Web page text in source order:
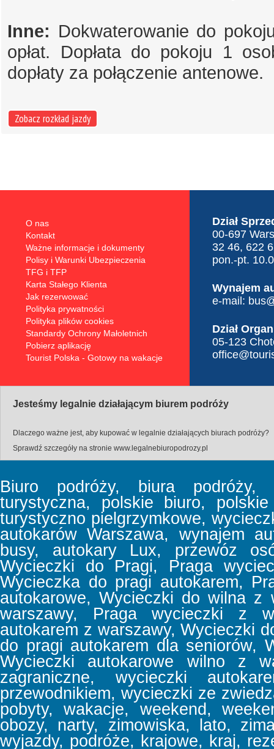
Inne: Dokwaterowanie do
opłat. Dopłata do pokoju 1
dopłaty za połączenie antenowe.
Zobacz rozkład jazdy
O nas
Kontakt
Ważne informacje i dokumenty
Polisy i Warunki Ubezpieczenia
TFG i TFP
Karta Stałego Klienta
Jak rezerwować
Polityka prywatności
Polityka plików cookies
Standardy Ochrony Małoletnich
Pobierz aplikację
Tourist Polska - Gotowy na wakacje
Dział
00-697
32 46, 622
pon.-pt.
Wynajem
e-mail:
Dział
05-123
Jesteśmy legalnie działającym biurem podróży
Dlaczego ważne jest, aby kupować w legalnie działających biurach podróży?
Sprawdź szczegóły na stronie www.legalnebiuropodrozy.pl
Biuro podróży, biura podróży,
turystyczna, polskie biuro,
turystyczno pielgrzymkowe,
autokarów Warszawa, wynajem
busy, autokary Lux, przewóz
Wycieczki do Pragi, Praga
Wycieczka do pragi autokarem,
autokarowe, Wycieczki do wilna z
warszawy, Praga wycieczki z
autokarem z warszawy, Wycieczki
do pragi autokarem dla seniorów,
Wycieczki autokarowe wilno z
zagraniczne, wycieczki
przewodnikiem, wycieczki ze
pobyty, wakacje, weekend,
obozy, narty, zimowiska, lato,
wyjazdy, podróże, krajowe, kraj,